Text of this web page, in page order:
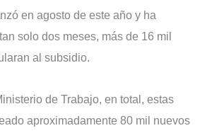
en agosto de este año y ha
solo dos meses, más de 16 mil
al subsidio.
de Trabajo, en total, estas
aproximadamente 80 mil nuevos